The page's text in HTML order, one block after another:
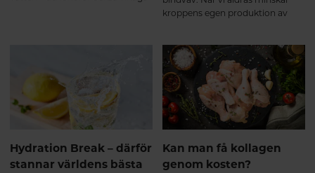
kollagentyper. När peptiderna
tagits upp används de där
exempel i brosk, senor, ligament
och annan bindväv. De första
veckorna – kroppen börjar bygga
upp Under de första veckorna
sker förändringarna framför allt
på cellnivå. Kollagenpeptiderna
används som byggmaterial
kontinuerligt förnyas. Kroppen
omsätter ständigt kollagen, och
kroppens egen produktion av
med kollagentillskott. Alla
kollagenprodukter är dock inte
lika kompletta.
Hydration Break – därför
stannar världens bästa
Kan man få kollagen
genom kosten?